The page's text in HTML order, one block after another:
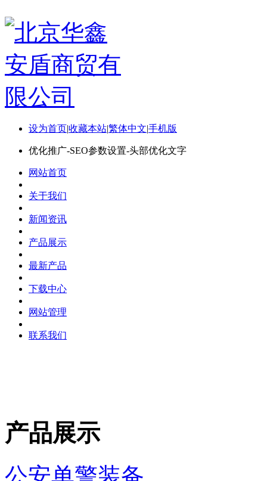
设为首页|收藏本站|繁体中文|手机版
优化推广-SEO参数设置-头部优化文字
网站首页
关于我们
新闻资讯
产品展示
最新产品
下载中心
网站管理
联系我们
产品展示